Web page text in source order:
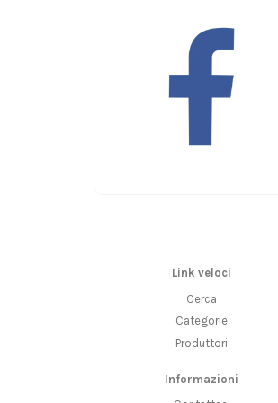
Link veloci
Cerca
Categorie
Produttori
Informazioni